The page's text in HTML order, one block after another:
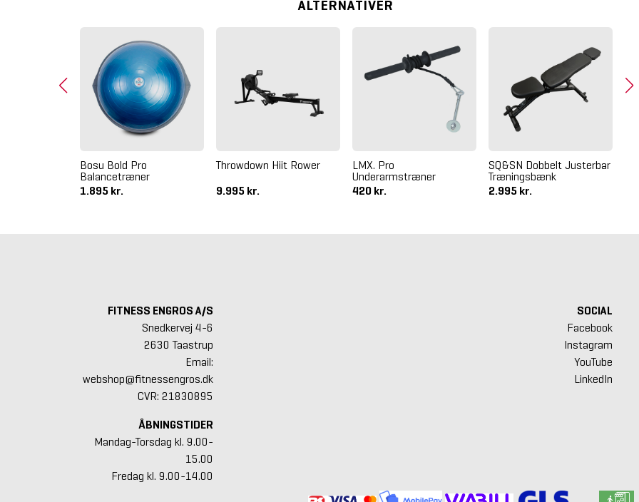
ALTERNATIVER
Bosu Bold Pro
Balancetræner
1.895 kr.
Throwdown Hiit Rower
9.995 kr.
LMX. Pro
Underarmstræner
420 kr.
SQ&SN Dobbelt Justerbar
Træningsbænk
2.995 kr.
FITNESS ENGROS A/S
Snedkervej 4-6
2630 Taastrup
Email:
webshop@fitnessengros.dk
CVR: 21830895
ÅBNINGSTIDER
Mandag-Torsdag kl. 9.00-
15.00
Fredag kl. 9.00-14.00
SOCIAL
Facebook
Instagram
YouTube
LinkedIn